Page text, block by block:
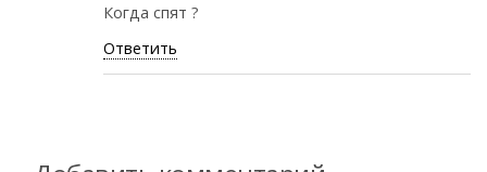
Когда спят ?
Ответить